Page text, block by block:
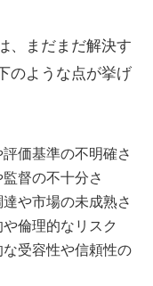
、まだまだ解決す
のような点が挙げ
価基準の不明確さ
督の不十分さ
や市場の未成熟さ
倫理的なリスク
受容性や信頼性の